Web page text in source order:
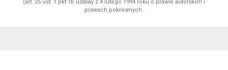
(art. 25 ust. 1 pkt 1b ustawy z 4 lutego 1994 roku o prawie autorskim i
prawach pokrewnych.